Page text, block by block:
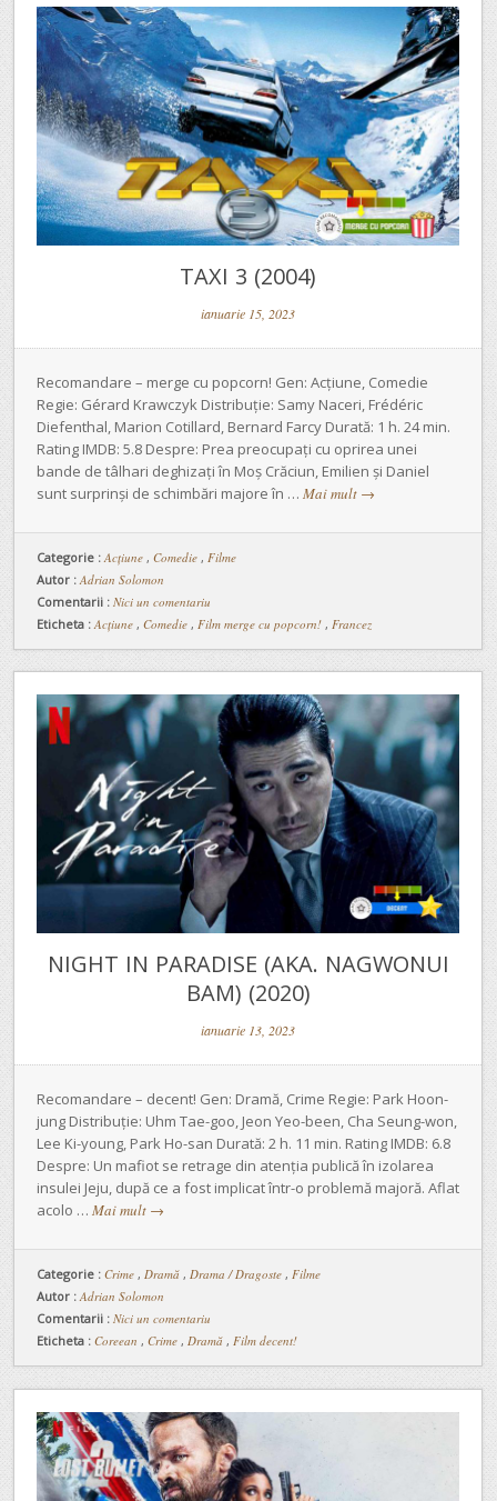
TAXI 3 (2004)
ianuarie 15, 2023
Recomandare – merge cu popcorn! Gen: Acțiune, Comedie
Regie: Gérard Krawczyk Distribuție: Samy Naceri, Frédéric
Diefenthal, Marion Cotillard, Bernard Farcy Durată: 1 h. 24 min.
Rating IMDB: 5.8 Despre: Prea preocupați cu oprirea unei
bande de tâlhari deghizați în Moș Crăciun, Emilien și Daniel
sunt surprinși de schimbări majore în … Mai mult →
Categorie : Acţiune , Comedie , Filme
Autor : Adrian Solomon
Comentarii : Nici un comentariu
Eticheta : Acțiune , Comedie , Film merge cu popcorn! , Francez
NIGHT IN PARADISE (AKA. NAGWONUI
BAM) (2020)
ianuarie 13, 2023
Recomandare – decent! Gen: Dramă, Crime Regie: Park Hoon-
jung Distribuție: Uhm Tae-goo, Jeon Yeo-been, Cha Seung-won,
Lee Ki-young, Park Ho-san Durată: 2 h. 11 min. Rating IMDB: 6.8
Despre: Un mafiot se retrage din atenția publică în izolarea
insulei Jeju, după ce a fost implicat într-o problemă majoră. Aflat
acolo … Mai mult →
Categorie : Crime , Dramă , Drama / Dragoste , Filme
Autor : Adrian Solomon
Comentarii : Nici un comentariu
Eticheta : Coreean , Crime , Dramă , Film decent!